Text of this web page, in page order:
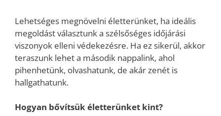
Lehetséges megnövelni életterünket, ha ideális
megoldást választunk a szélsőséges időjárási
viszonyok elleni védekezésre. Ha ez sikerül, akkor
teraszunk lehet a második nappalink, ahol
pihenhetünk, olvashatunk, de akár zenét is
hallgathatunk.
Hogyan bővítsük életterünket kint?